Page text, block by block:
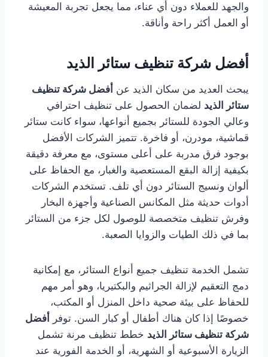
والجهد للعملاء دون أي عناء، مما يجعل تجربة المعيشة
أو العمل أكثر راحة وأناقة.
أفضل شركة تنظيف ستائر الذيد
يبحث العديد من سكان الذيد عن أفضل شركة تنظيف
ستائر الذيد لضمان الحصول على تنظيف احترافي
وعالي الجودة للستائر بجميع أنواعها، سواء كانت ستائر
قماشية، مودرن، أو فاخرة. تتميز الشركات الأفضل
بوجود فرق مدربة على أعلى مستوى، مع معرفة دقيقة
بكيفية إزالة البقع المستعصية والغبار، مع الحفاظ على
ألوان ونسيج الستائر دون أي تلف. تستخدم الشركات
أدوات حديثة مثل المكانس الصناعية وأجهزة البخار
وفرش تنظيف متخصصة للوصول لكل جزء من الستائر
بما في ذلك الطيات والزوايا الصعبة.
تشمل الخدمة تنظيف جميع أنواع الستائر، مع إمكانية
دمج التعقيم لإزالة الجراثيم والبكتيريا، وهو أمر مهم
للحفاظ على بيئة صحية داخل المنزل أو المكتب،
خصوصًا إذا كان هناك أطفال أو كبار السن. توفر
أفضل
شركة تنظيف ستائر الذيد خطط تنظيف مرنة تشمل
الزيارة الأسبوعية أو الشهرية، أو الخدمة الفورية عند